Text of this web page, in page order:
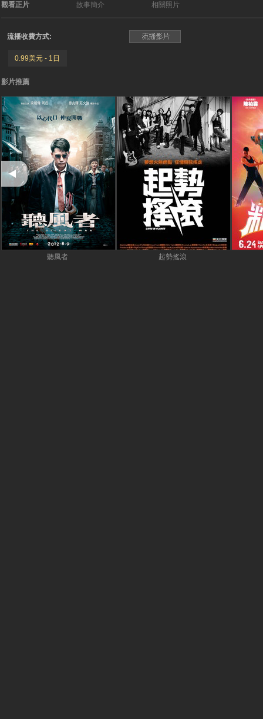
觀看正片 故事簡介 相關照片
流播收費方式:
0.99美元 - 1日
影片推薦
聽風者 起勢搖滾